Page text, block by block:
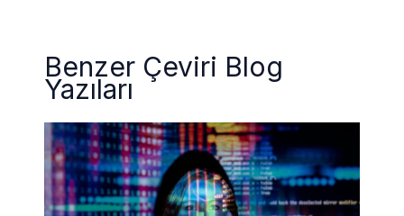
Benzer Çeviri Blog
Yazıları